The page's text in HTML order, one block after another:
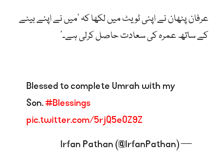
عرفان پٹھان نے اپنی ٹویٹ میں لکھا کہ ‘میں نے اپنے بیٹے
کے ساتھ عمرہ کی سعادت حاصل کرلی ہے۔’
Blessed to complete Umrah with my
Son.#Blessings
pic.twitter.com/5rjQ5eOZ9Z
— Irfan Pathan (@IrfanPathan)